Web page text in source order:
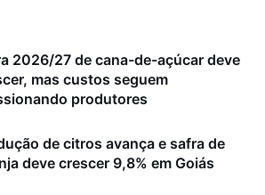
2026/27 de cana-de-açúcar deve
mas custos seguem
produtores
de citros avança e safra de
deve crescer 9,8% em Goiás